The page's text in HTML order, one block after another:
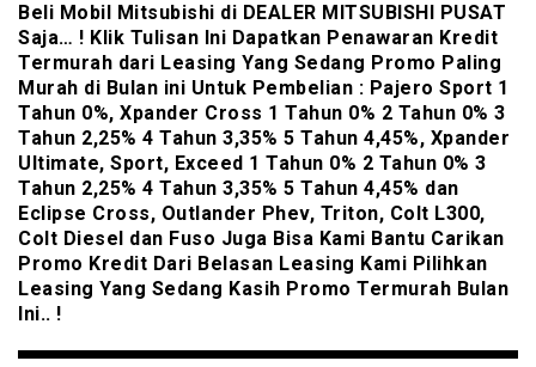
Beli Mobil Mitsubishi di DEALER MITSUBISHI PUSAT
Saja… ! Klik Tulisan Ini Dapatkan Penawaran Kredit
Termurah dari Leasing Yang Sedang Promo Paling
Murah di Bulan ini Untuk Pembelian : Pajero Sport 1
Tahun 0%, Xpander Cross 1 Tahun 0% 2 Tahun 0% 3
Tahun 2,25% 4 Tahun 3,35% 5 Tahun 4,45%, Xpander
Ultimate, Sport, Exceed 1 Tahun 0% 2 Tahun 0% 3
Tahun 2,25% 4 Tahun 3,35% 5 Tahun 4,45% dan
Eclipse Cross, Outlander Phev, Triton, Colt L300,
Colt Diesel dan Fuso Juga Bisa Kami Bantu Carikan
Promo Kredit Dari Belasan Leasing Kami Pilihkan
Leasing Yang Sedang Kasih Promo Termurah Bulan
Ini.. !